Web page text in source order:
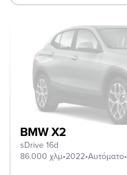
BMW X2
sDrive 16d
86.000 χλμ•2022•Αυτόματο•